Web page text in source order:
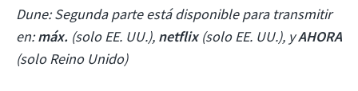
Dune: Segunda parte está disponible para transmitir
en:máx. (solo EE. UU.), netflix(solo EE. UU.), yAHORA
(solo Reino Unido)